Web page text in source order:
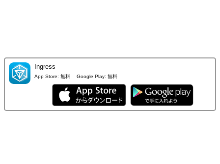
Ingress
App Store: 無料 Google Play: 無料